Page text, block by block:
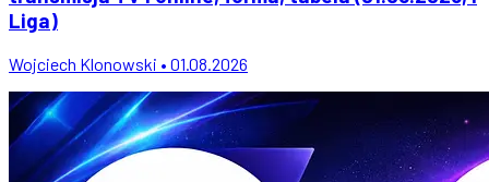
Liga)
Wojciech Klonowski • 01.08.2026